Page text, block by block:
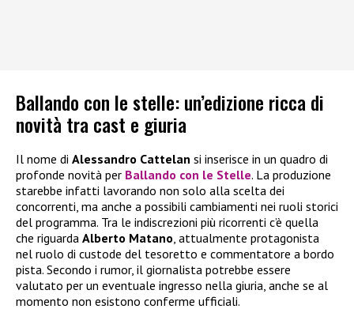
Ballando con le stelle: un’edizione ricca di
novità tra cast e giuria
Il nome di Alessandro Cattelan si inserisce in un quadro di
profonde novità per Ballando con le Stelle. La produzione
starebbe infatti lavorando non solo alla scelta dei
concorrenti, ma anche a possibili cambiamenti nei ruoli storici
del programma. Tra le indiscrezioni più ricorrenti c’è quella
che riguarda Alberto Matano, attualmente protagonista
nel ruolo di custode del tesoretto e commentatore a bordo
pista. Secondo i rumor, il giornalista potrebbe essere
valutato per un eventuale ingresso nella giuria, anche se al
momento non esistono conferme ufficiali.